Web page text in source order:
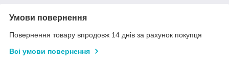
Умови повернення
Повернення товару впродовж 14 днів за рахунок покупця
Всі умови повернення